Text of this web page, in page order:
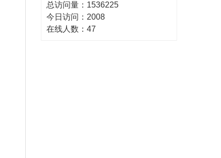
总访问量： 1536225
今日访问： 2008
在线人数： 47